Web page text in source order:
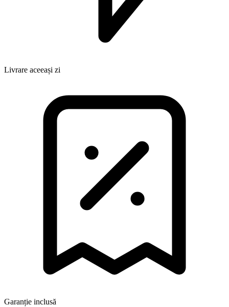
Livrare aceeași zi
Garanție inclusă